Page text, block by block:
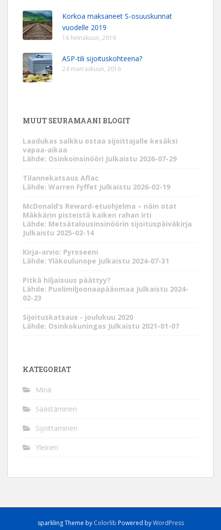
Korkoa maksaneet S-osuuskunnat
vuodelle 2019
16 heinäkuun, 2019
ASP-tili sijoituskohteena?
24 marraskuun, 2016
MUUT SEURAMAANI BLOGIT
Laadukas salkku ostaa sijoittajalle kesäksi
vapaa-aikaa
Lähde: Osinkoinsinööri Julkaistu 2026-07-29
Tilannekatsaus Aflac
Lähde: Warren Fyffet Julkaistu 2026-02-19
McDonald’s Reward-etuohjelma – näin otat
Mäkkärin pisteistä kaiken rahan irti
Lähde: Metsätalousinsinöörin sijoituspäiväkirja
Julkaistu 2025-02-14
Kirja-arvio: Pyroseeni
Lähde: Yläkoulunope Julkaistu 2024-07-31
Pitkä hiljaisuus päättyy?
Lähde: Puolimiljoonaapääomaa Julkaistu 2024-
02-23
Sijoituskatsaus - joulukuu 2020
Lähde: Osinkokuningas Julkaistu 2021-01-07
KATEGORIAT
Minä
Säästäminen
Sijoittaminen
Yleinen
sparkling Theme by Colorlib Powered byWordPress